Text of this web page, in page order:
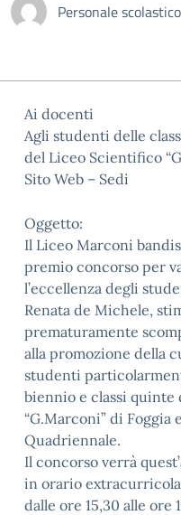
Personale scolastico
Ai docenti
Agli studenti delle
del Liceo Scientifico
Sito Web – Sedi
Oggetto:
Il Liceo Marconi
premio concorso per
l’eccellenza degli
Renata de Michele,
prematuramente
alla promozione della
studenti
biennio e classi
“G.Marconi” di Foggia
Quadriennale.
Il concorso verrà
in orario
dalle ore 15,30 alle ore